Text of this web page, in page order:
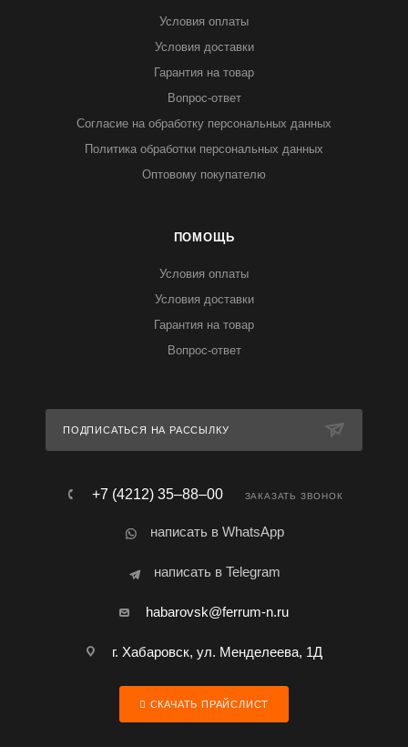
Условия оплаты
Условия доставки
Гарантия на товар
Вопрос-ответ
Согласие на обработку персональных данных
Политика обработки персональных данных
Оптовому покупателю
ПОМОЩЬ
Условия оплаты
Условия доставки
Гарантия на товар
Вопрос-ответ
ПОДПИСАТЬСЯ НА РАССЫЛКУ
+7 (4212) 35‒88‒00 ЗАКАЗАТЬ ЗВОНОК
написать в WhatsApp
написать в Telegram
habarovsk@ferrum-n.ru
г. Хабаровск, ул. Менделеева, 1Д
СКАЧАТЬ ПРАЙСЛИСТ